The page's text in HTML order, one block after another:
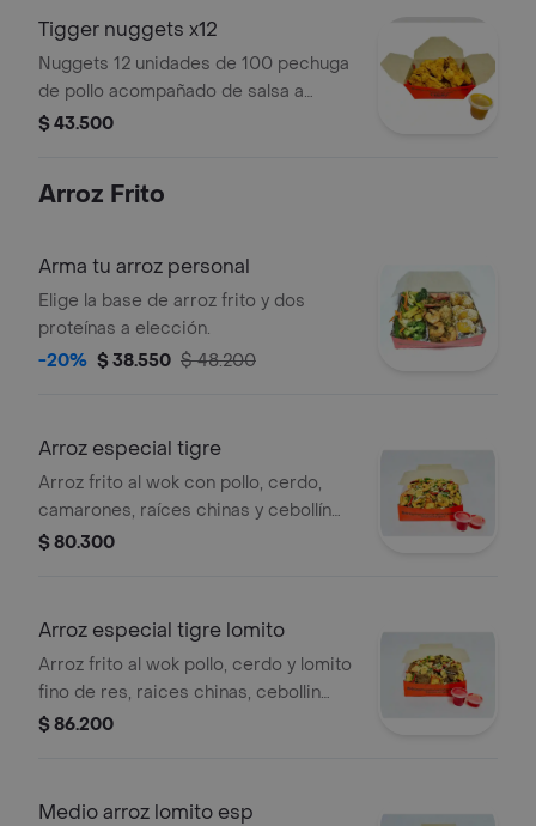
Tigger nuggets x12
Nuggets 12 unidades de 100 pechuga
de pollo acompañado de salsa a
elección
$ 43.500
Arroz Frito
Arma tu arroz personal
Elige la base de arroz frito y dos
proteínas a elección.
-20% $ 38.550 $ 48.200
Arroz especial tigre
Arroz frito al wok con pollo, cerdo,
camarones, raíces chinas y cebollín
(1400 g) con salsa a elección.
$ 80.300
Arroz especial tigre lomito
Arroz frito al wok pollo, cerdo y lomito
fino de res, raices chinas, cebollin
1,400 gramos y salsas a eleccion
$ 86.200
Medio arroz lomito esp